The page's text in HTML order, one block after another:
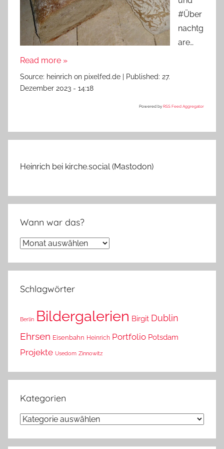
#Über
nachtg
are…
Read more »
Source: heinrich on pixelfed.de Published: 27.
Dezember 2023 - 14:18
Powered by RSS Feed Aggregator
Heinrich bei kirche.social (Mastodon)
Wann war das?
Wann
das?
Schlagwörter
Berlin Bildergalerien Birgit Dublin
Ehrsen Eisenbahn Heinrich Portfolio Potsdam
Projekte Usedom Zinnowitz
Kategorien
Kategorien